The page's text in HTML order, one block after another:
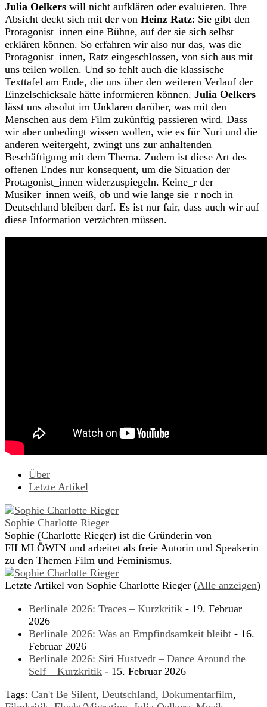
Julia Oelkers will nicht aufklären oder evaluieren. Ihre
Absicht deckt sich mit der von Heinz Ratz: Sie gibt den
Protagonist_innen eine Bühne, auf der sie sich selbst
erklären können. So erfahren wir also nur das, was die
Protagonist_innen, Ratz eingeschlossen, von sich aus mit
uns teilen wollen. Und so fehlt auch die klassische
Texttafel am Ende, die uns über den weiteren Verlauf der
Einzelschicksale hätte informieren können. Julia Oelkers
lässt uns absolut im Unklaren darüber, was mit den
Menschen aus dem Film zukünftig passieren wird. Dass
wir aber unbedingt wissen wollen, wie es für Nuri und die
anderen weitergeht, zwingt uns zur anhaltenden
Beschäftigung mit dem Thema. Zudem ist diese Art des
offenen Endes nur konsequent, um die Situation der
Protagonist_innen widerzuspiegeln. Keine_r der
Musiker_innen weiß, ob und wie lange sie_r noch in
Deutschland bleiben darf. Es ist nur fair, dass auch wir auf
diese Information verzichten müssen.
Über
Letzte Artikel
Sophie Charlotte Rieger
Sophie (Charlotte Rieger) ist die Gründerin von
FILMLÖWIN und arbeitet als freie Autorin und Speakerin
zu den Themen Film und Feminismus.
Letzte Artikel von Sophie Charlotte Rieger (Alle anzeigen)
Berlinale 2026: Traces – Kurzkritik - 19. Februar
2026
Berlinale 2026: Was an Empfindsamkeit bleibt - 16.
Februar 2026
Berlinale 2026: Siri Hustvedt – Dance Around the
Self – Kurzkritik - 15. Februar 2026
Tags: Can't Be Silent, Deutschland, Dokumentarfilm,